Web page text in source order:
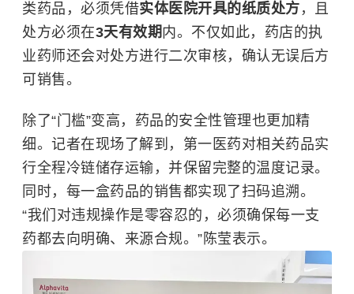
类药品，必须凭借实体医院开具的纸质处方 ，且
处方必须在3天有效期内。不仅如此，药店的执
业药师还会对处方进行二次审核，确认无误后方
可销售。
除了“门槛”变高，药品的安全性管理也更加精
细。记者在现场了解到，第一医药对相关药品实
行全程冷链储存运输，并保留完整的温度记录。
同时，每一盒药品的销售都实现了扫码追溯。
“我们对违规操作是零容忍的，必须确保每一支
药都去向明确、来源合规。” 陈莹表示。